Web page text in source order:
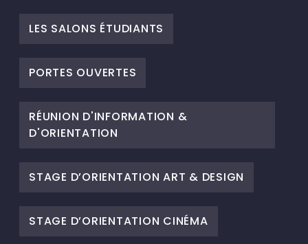
LES SALONS ÉTUDIANTS
PORTES OUVERTES
RÉUNION D'INFORMATION &
D'ORIENTATION
STAGE D’ORIENTATION ART & DESIGN
STAGE D’ORIENTATION CINÉMA